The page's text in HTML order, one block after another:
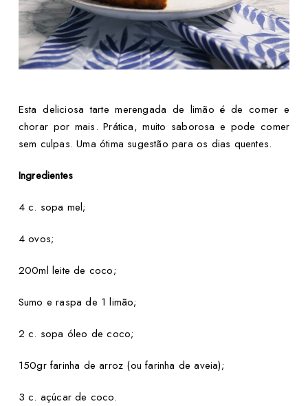
Esta deliciosa tarte merengada de limão é de comer e
chorar por mais. Prática, muito saborosa e pode comer
sem culpas. Uma ótima sugestão para os dias quentes.
Ingredientes
4 c. sopa mel;
4 ovos;
200ml leite de coco;
Sumo e raspa de 1 limão;
2 c. sopa óleo de coco;
150gr farinha de arroz (ou farinha de aveia);
3 c. açúcar de coco.